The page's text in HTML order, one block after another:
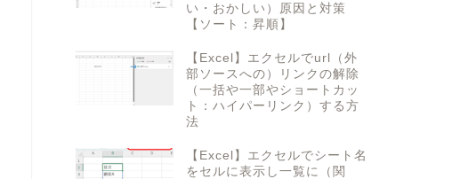
い・おかしい）原因と対策
【ソート：昇順】
【Excel】エクセルでurl（外
部ソースへの）リンクの解除
（一括や一部やショートカッ
ト：ハイパーリンク）する方
法
【Excel】エクセルでシート名
をセルに表示し一覧に（関